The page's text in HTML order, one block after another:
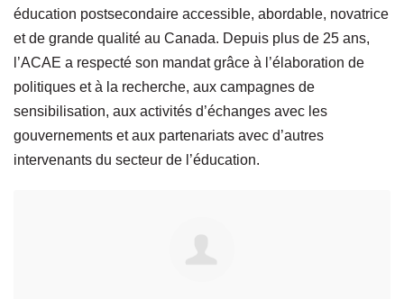
éducation postsecondaire accessible, abordable, novatrice
et de grande qualité au Canada. Depuis plus de 25 ans,
l’ACAE a respecté son mandat grâce à l’élaboration de
politiques et à la recherche, aux campagnes de
sensibilisation, aux activités d’échanges avec les
gouvernements et aux partenariats avec d’autres
intervenants du secteur de l’éducation.